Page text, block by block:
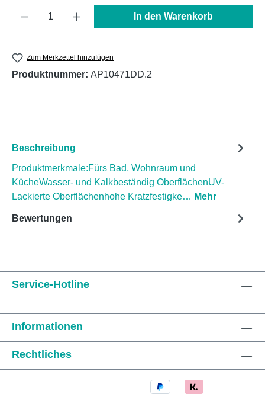
Produkt Anzahl: Gib den gewünschten
In den Warenkorb
Zum Merkzettel hinzufügen
Produktnummer: AP10471DD.2
Beschreibung
Produktmerkmale:Fürs Bad, Wohnraum und
KücheWasser- und Kalkbeständig OberflächenUV-
Lackierte Oberflächenhohe Kratzfestigke… Mehr
Bewertungen
Service-Hotline
Informationen
Rechtliches